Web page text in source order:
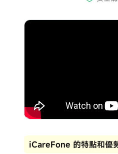
iCareFone 的特點和優